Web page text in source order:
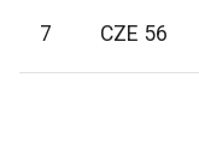
7 CZE 56